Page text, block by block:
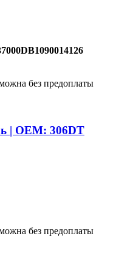
без предоплаты
| OEM: 306DT
без предоплаты